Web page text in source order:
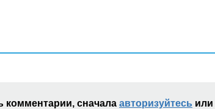
комментарии, сначала авторизуйтесь или